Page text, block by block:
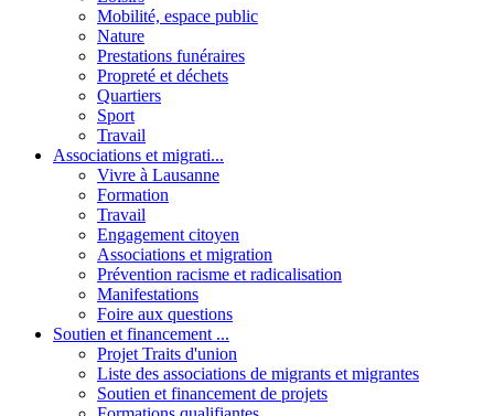
Mobilité, espace public
Nature
Prestations funéraires
Propreté et déchets
Quartiers
Sport
Travail
Associations et migrati...
Vivre à Lausanne
Formation
Travail
Engagement citoyen
Associations et migration
Prévention racisme et radicalisation
Manifestations
Foire aux questions
Soutien et financement ...
Projet Traits d'union
Liste des associations de migrants et migrantes
Soutien et financement de projets